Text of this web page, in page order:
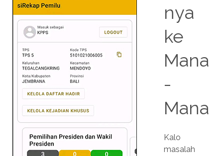
nya
ke
Mana
-
Mana
Kalo
masalah